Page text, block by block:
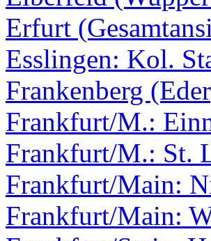
Erfurt
Esslingen: Kol.
Frankenberg
Frankfurt/M.:
Frankfurt/M.: St.
Frankfurt/Main:
Frankfurt/Main: